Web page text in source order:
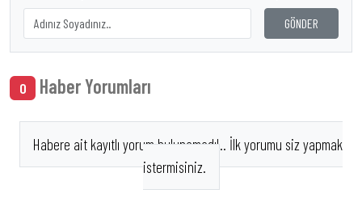
GÖNDER
0 Haber Yorumları
Habere ait kayıtlı yorum bulunamadı!.. İlk yorumu siz yapmak
istermisiniz.